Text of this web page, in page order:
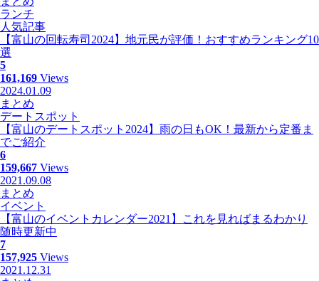
ランチ
人気記事
【富山の回転寿司2024】地元民が評価！おすすめランキング10
選
5
161,169 Views
2024.01.09
まとめ
デートスポット
【富山のデートスポット2024】雨の日もOK！最新から定番ま
でご紹介
6
159,667 Views
2021.09.08
まとめ
イベント
【富山のイベントカレンダー2021】これを見ればまるわかり
随時更新中
7
157,925 Views
2021.12.31